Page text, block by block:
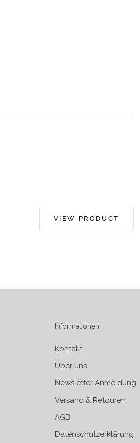
VIEW PRODUCT
Informationen
Kontakt
Über uns
Newsletter Anmeldung
Versand & Retouren
AGB
Datenschutzerklärung